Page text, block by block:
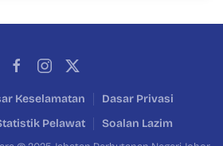
Keselamatan
Dasar Privasi
Pelawat Soalan Lazim